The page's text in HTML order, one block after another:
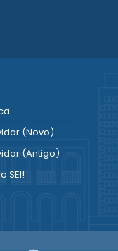
(Novo)
(Antigo)
SEI!